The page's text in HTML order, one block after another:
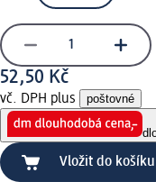
52,50 Kč
vč. DPH plus poštovné
Vložit do košíku